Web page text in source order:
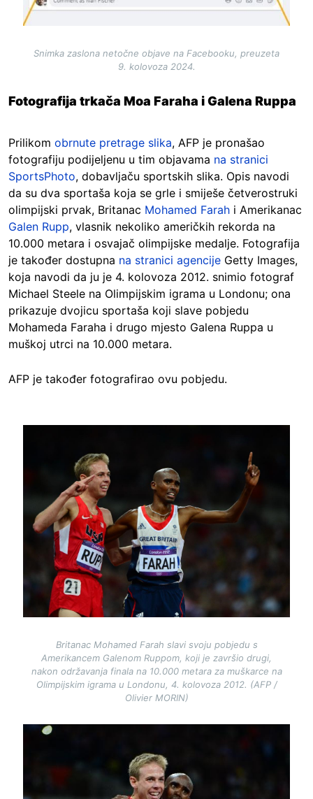
Snimka zaslona netočne objave na Facebooku, preuzeta
9. kolovoza 2024.
Fotografija trkača Moa Faraha i Galena Ruppa
Prilikom obrnute pretrage slika, AFP je pronašao
fotografiju podijeljenu u tim objavama na stranici
SportsPhoto, dobavljaču sportskih slika. Opis navodi
da su dva sportaša koja se grle i smiješe četverostruki
olimpijski prvak, Britanac Mohamed Farah i Amerikanac
Galen Rupp, vlasnik nekoliko američkih rekorda na
10.000 metara i osvajač olimpijske medalje. Fotografija
je također dostupna na stranici agencije Getty Images,
koja navodi da ju je 4. kolovoza 2012. snimio fotograf
Michael Steele na Olimpijskim igrama u Londonu; ona
prikazuje dvojicu sportaša koji slave pobjedu
Mohameda Faraha i drugo mjesto Galena Ruppa u
muškoj utrci na 10.000 metara.
AFP je također fotografirao ovu pobjedu.
Britanac Mohamed Farah slavi svoju pobjedu s
Amerikancem Galenom Ruppom, koji je završio drugi,
nakon održavanja finala na 10.000 metara za muškarce na
Olimpijskim igrama u Londonu, 4. kolovoza 2012. (AFP /
Olivier MORIN)
Image